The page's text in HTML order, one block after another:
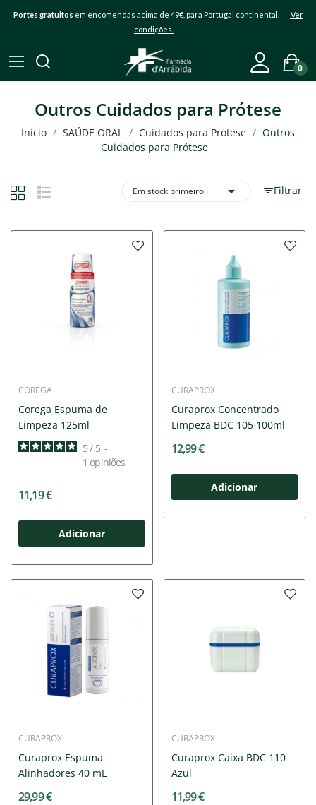
Portes gratuitos em encomendas acima de 49€, para Portugal continental. Ver
condições.
0
Outros Cuidados para Prótese
Início SAÚDE ORAL Cuidados para Prótese
Outros
Cuidados para Prótese
Filtrar
Em stock primeiro 
COREGA
Corega Espuma de
Limpeza 125ml
5/ 5 -
1 opiniões
11,19 €
Adicionar
CURAPROX
Curaprox Concentrado
Limpeza BDC 105 100ml
12,99 €
Adicionar
CURAPROX
Curaprox Espuma
Alinhadores 40 mL
29,99 €
CURAPROX
Curaprox Caixa BDC 110
Azul
11,99 €